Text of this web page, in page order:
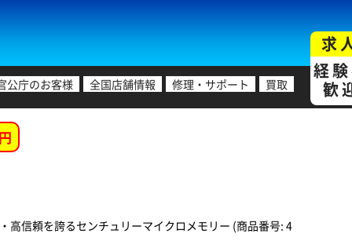
公庁のお客様 全国店舗情報 修理・サポート 買取
求
経
歓
高信頼を誇るセンチュリーマイクロメモリー (商品番号: 4